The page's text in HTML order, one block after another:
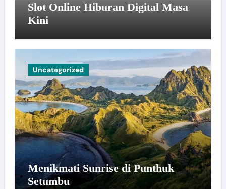
Slot Online Hiburan Digital Masa
Kini
Uncategorized
Menikmati Sunrise di Punthuk
Setumbu